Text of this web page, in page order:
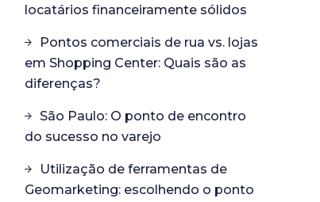
locatários financeiramente sólidos
Pontos comerciais de rua vs. lojas
em Shopping Center: Quais são as
diferenças?
São Paulo: O ponto de encontro
do sucesso no varejo
Utilização de ferramentas de
Geomarketing: escolhendo o ponto